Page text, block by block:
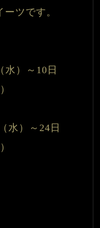
ツです。
急
水）～10日
本店
水）～24日